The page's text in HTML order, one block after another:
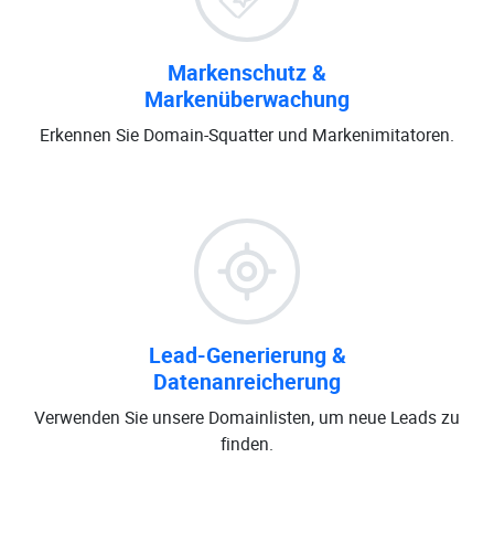
Markenschutz &
Markenüberwachung
Erkennen Sie Domain-Squatter und Markenimitatoren.
Lead-Generierung &
Datenanreicherung
Verwenden Sie unsere Domainlisten, um neue Leads zu
finden.